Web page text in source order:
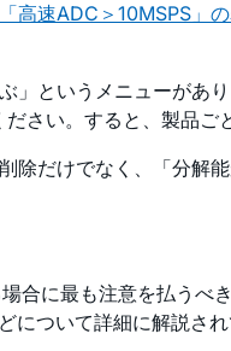
「高速ADC＞10MSPS」
」というメニューが
さい。すると、製品
除だけでなく、「分解
合に最も注意を払うべ
ついて詳細に解説され